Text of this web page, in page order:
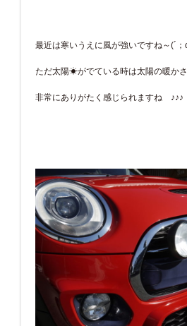
最近は寒いうえに風が強いですね～(´；
ただ太陽☀がでている時は太陽の暖か
非常にありがたく感じられますね ♪♪♪